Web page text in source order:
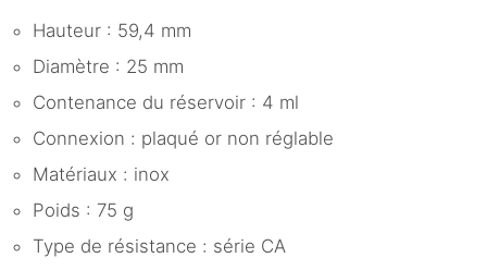
Hauteur : 59,4 mm
Diamètre : 25 mm
Contenance du réservoir : 4 ml
Connexion : plaqué or non réglable
Matériaux : inox
Poids : 75 g
Type de résistance : série CA